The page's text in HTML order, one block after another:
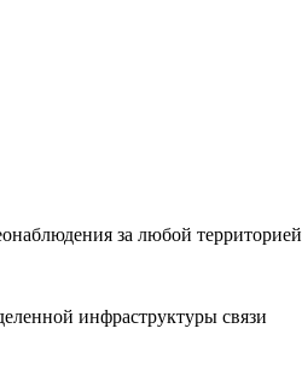
за любой территорией
инфраструктуры связи